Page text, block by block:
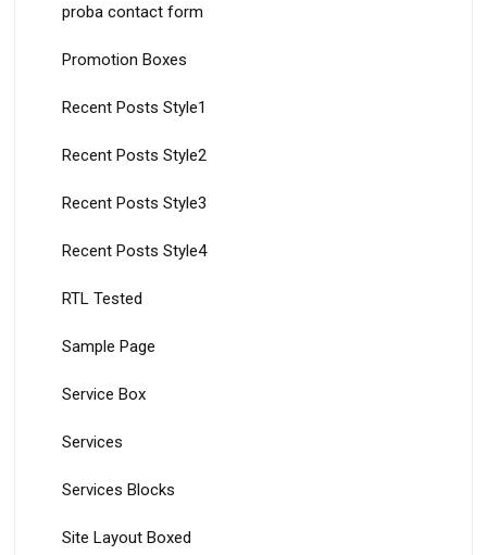
proba contact form
Promotion Boxes
Recent Posts Style1
Recent Posts Style2
Recent Posts Style3
Recent Posts Style4
RTL Tested
Sample Page
Service Box
Services
Services Blocks
Site Layout Boxed